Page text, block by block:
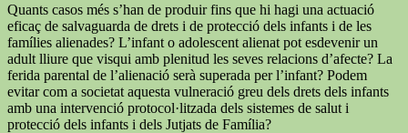
Quants casos més s’han de produir fins que hi hagi una actuació
eficaç de salvaguarda de drets i de protecció dels infants i de les
famílies alienades? L’infant o adolescent alienat pot esdevenir un
adult lliure que visqui amb plenitud les seves relacions d’afecte? La
ferida parental de l’alienació serà superada per l’infant? Podem
evitar com a societat aquesta vulneració greu dels drets dels infants
amb una intervenció protocol·litzada dels sistemes de salut i
protecció dels infants i dels Jutjats de Família?